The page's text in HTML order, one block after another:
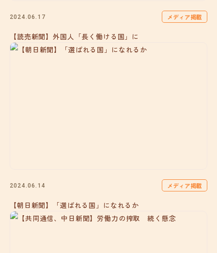
2024.06.17 メディア掲載
【読売新聞】外国人「長く働ける国」に
2024.06.14 メディア掲載
【朝日新聞】「選ばれる国」になれるか